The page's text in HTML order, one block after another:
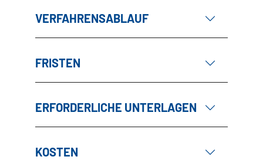
VERFAHRENSABLAUF
FRISTEN
ERFORDERLICHE UNTERLAGEN
KOSTEN